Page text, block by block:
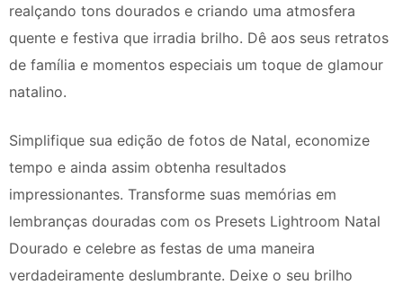
realçando tons dourados e criando uma atmosfera
quente e festiva que irradia brilho. Dê aos seus retratos
de família e momentos especiais um toque de glamour
natalino.
Simplifique sua edição de fotos de Natal, economize
tempo e ainda assim obtenha resultados
impressionantes. Transforme suas memórias em
lembranças douradas com os Presets Lightroom Natal
Dourado e celebre as festas de uma maneira
verdadeiramente deslumbrante. Deixe o seu brilho